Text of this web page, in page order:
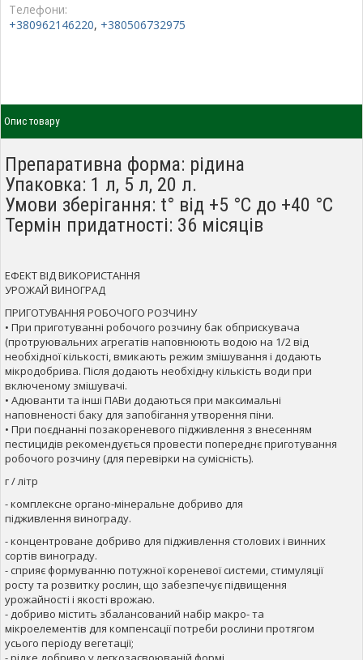
Телефони:
+380962146220, +380506732975
Опис товару
Препаративна форма: рідина
Упаковка: 1 л, 5 л, 20 л.
Умови зберігання: t° від +5 °С до +40 °С
Термін придатності: 36 місяців
ЕФЕКТ ВІД ВИКОРИСТАННЯ
УРОЖАЙ ВИНОГРАД
ПРИГОТУВАННЯ РОБОЧОГО РОЗЧИНУ
• При приготуванні робочого розчину бак обприскувача
(протруювальних агрегатів наповнюють водою на 1/2 від
необхідної кількості, вмикають режим змішування і додають
мікродобрива. Після додають необхідну кількість води при
включеному змішувачі.
• Адюванти та інші ПАВи додаються при максимальні
наповненості баку для запобігання утворення піни.
• При поєднанні позакореневого підживлення з внесенням
пестицидів рекомендується провести попереднє приготування
робочого розчину (для перевірки на сумісність).
г / літр
- комплексне органо-мінеральне добриво для
підживлення винограду.
- концентроване добриво для підживлення столових і винних
сортів винограду.
- сприяє формуванню потужної кореневої системи, стимуляції
росту та розвитку рослин, що забезпечує підвищення
урожайності і якості врожаю.
- добриво містить збалансований набір макро- та
мікроелементів для компенсації потреби рослини протягом
усього періоду вегетації;